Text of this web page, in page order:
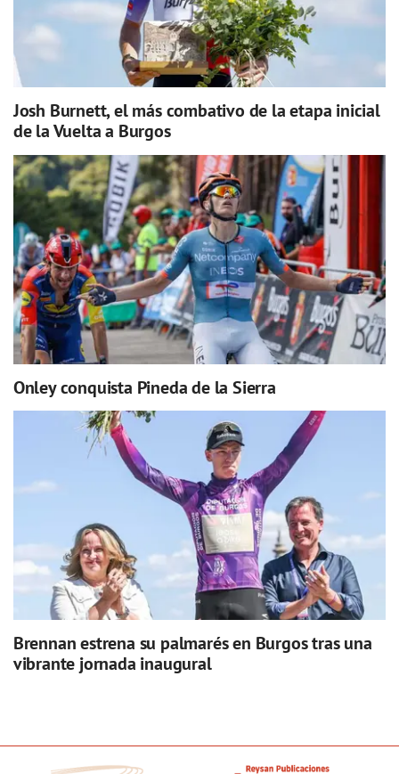
Josh Burnett, el más combativo de la etapa inicial
de la Vuelta a Burgos
Onley conquista Pineda de la Sierra
Brennan estrena su palmarés en Burgos tras una
vibrante jornada inaugural